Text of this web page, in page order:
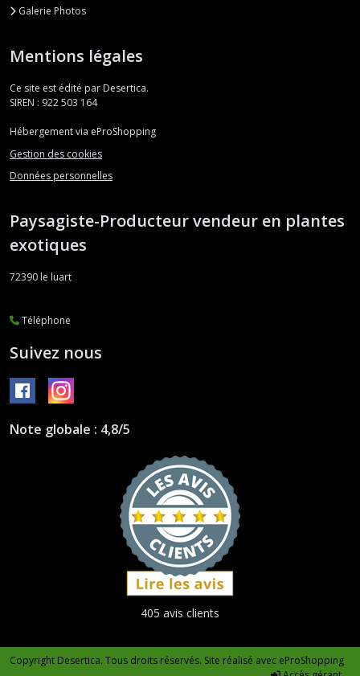
Galerie Photos
Mentions légales
Ce site est édité par Desertica.
SIREN : 922 503 164
Hébergement via eProShopping
Gestion des cookies
Données personnelles
Paysagiste-Producteur vendeur en plantes
exotiques
72390 le luart
Téléphone
Suivez nous
Note globale : 4,8/5
405 avis clients
Copyright Desertica. Tous droits réservés. Site réalisé avec eProShopping